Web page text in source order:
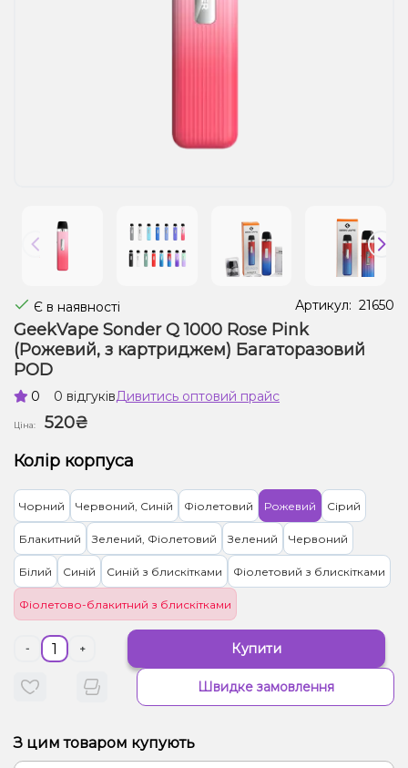
Рідини для електронних сигарет
Є в наявності Артикул: 21650
GeekVape Sonder Q 1000 Rose Pink
(Рожевий, з картриджем) Багаторазовий
POD
0 0 відгуківДивитись оптовий прайс
Ціна:
520₴
Колір корпуса
Чорний Червоний, Синій Фіолетовий Рожевий Сірий
Блакитний Зелений, Фіолетовий Зелений Червоний
Білий Синій Синій з блискітками Фіолетовий з блискітками
Фіолетово-блакитний з блискітками
- + Купити
Швидке замовлення
З цим товаром купують